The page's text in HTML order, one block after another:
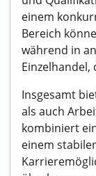
einem
Bereich
während in
Insgesamt
als auch
kombiniert
einem